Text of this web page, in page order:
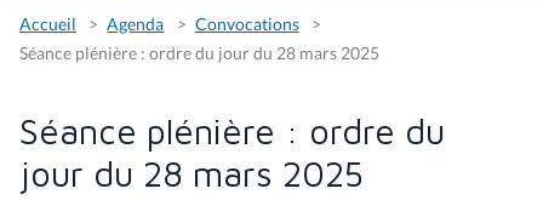
Accueil Agenda
Convocations
Séance plénière : ordre du jour du 28 mars 2025
Séance plénière : ordre du
jour du 28 mars 2025